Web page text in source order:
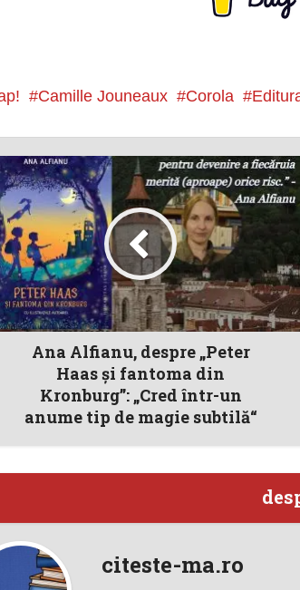
Camille Jouneaux Corola
Ana Alfianu, despre „Peter
Haas și fantoma din
Kronburg”: „Cred într-un
anume tip de magie subtilă“
citeste-ma.ro